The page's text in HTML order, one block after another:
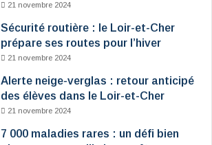
21 novembre 2024
Sécurité routière : le Loir-et-Cher
prépare ses routes pour l’hiver
21 novembre 2024
Alerte neige-verglas : retour anticipé
des élèves dans le Loir-et-Cher
21 novembre 2024
7 000 maladies rares : un défi bien